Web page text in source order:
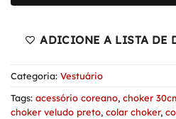
ADICIONE A LISTA DE
Categoria: Vestuário
Tags: acessório coreano, choker
choker veludo preto, colar choker,